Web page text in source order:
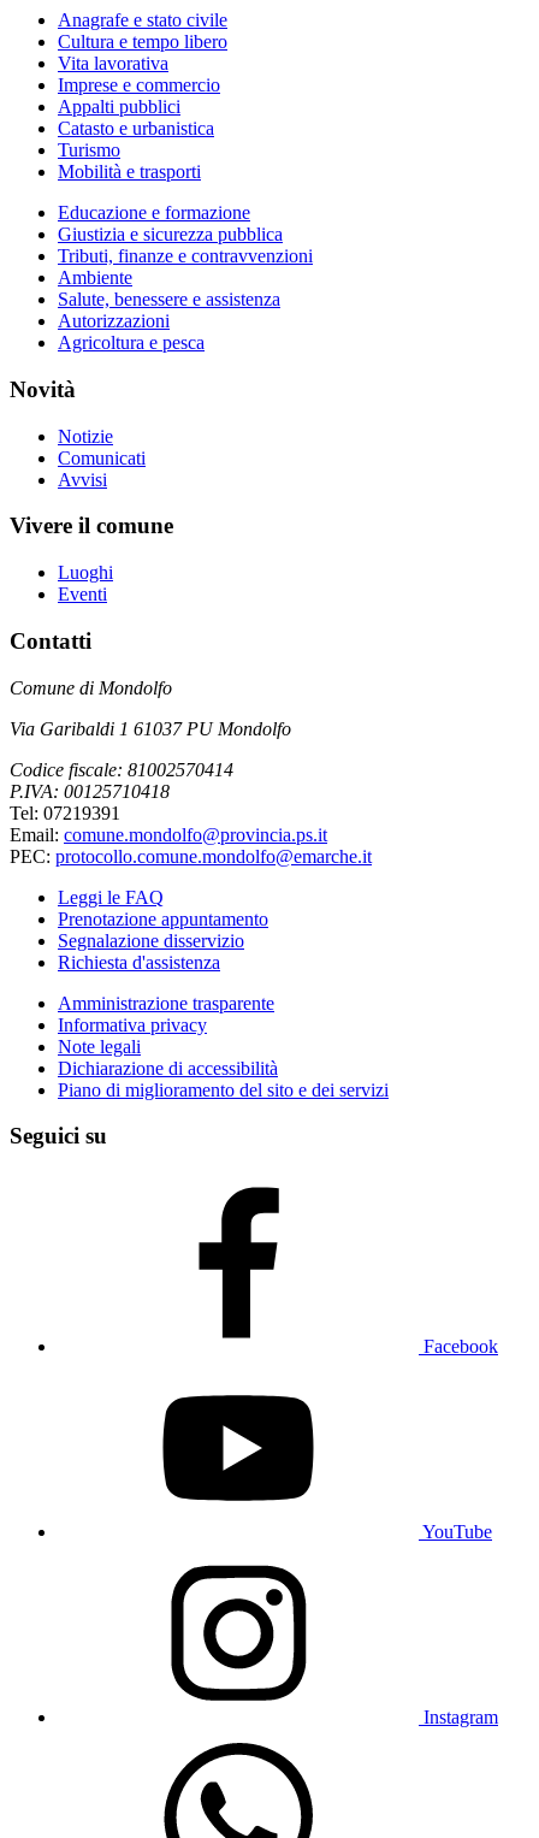
Anagrafe e stato civile
Cultura e tempo libero
Vita lavorativa
Imprese e commercio
Appalti pubblici
Catasto e urbanistica
Turismo
Mobilità e trasporti
Educazione e formazione
Giustizia e sicurezza pubblica
Tributi, finanze e contravvenzioni
Ambiente
Salute, benessere e assistenza
Autorizzazioni
Agricoltura e pesca
Novità
Notizie
Comunicati
Avvisi
Vivere il comune
Luoghi
Eventi
Contatti
Comune di Mondolfo
Via Garibaldi 1 61037 PU Mondolfo
Codice fiscale: 81002570414
P.IVA: 00125710418
Tel: 07219391
Email: comune.mondolfo@provincia.ps.it
PEC: protocollo.comune.mondolfo@emarche.it
Leggi le FAQ
Prenotazione appuntamento
Segnalazione disservizio
Richiesta d'assistenza
Amministrazione trasparente
Informativa privacy
Note legali
Dichiarazione di accessibilità
Piano di miglioramento del sito e dei servizi
Seguici su
Facebook
YouTube
Instagram